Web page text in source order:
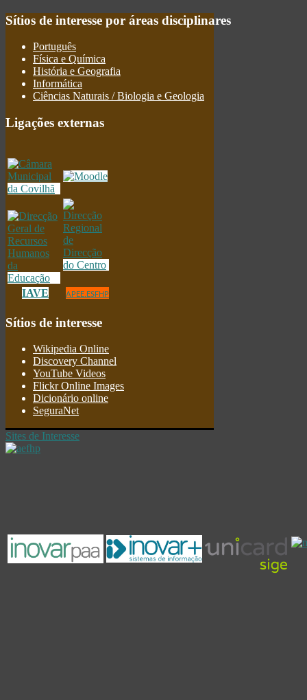
Sítios de interesse por áreas disciplinares
Português
Física e Química
História e Geografia
Informática
Ciências Naturais / Biologia e Geologia
Ligações externas
IAVE APEE.ESFHP
Sítios de interesse
Wikipedia Online
Discovery Channel
YouTube Videos
Flickr Online Images
Dicionário online
SeguraNet
Sites de Interesse